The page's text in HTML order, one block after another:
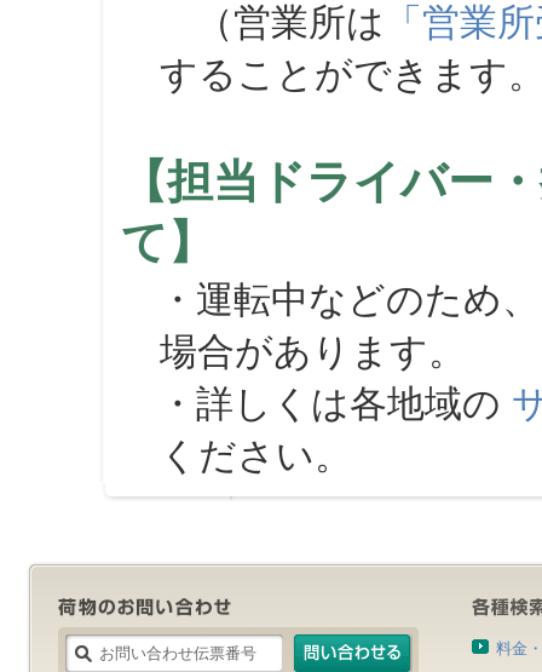
（営業所は 「営業
することができます
【担当ドライバー
て】
・運転中などのため
場合があります。
・詳しくは各地域の
ください。
料金